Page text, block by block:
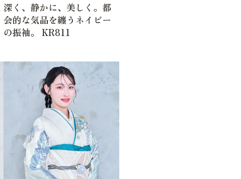
深く、静かに、美しく。都
会的な気品を纏うネイビー
の振袖。 KR811